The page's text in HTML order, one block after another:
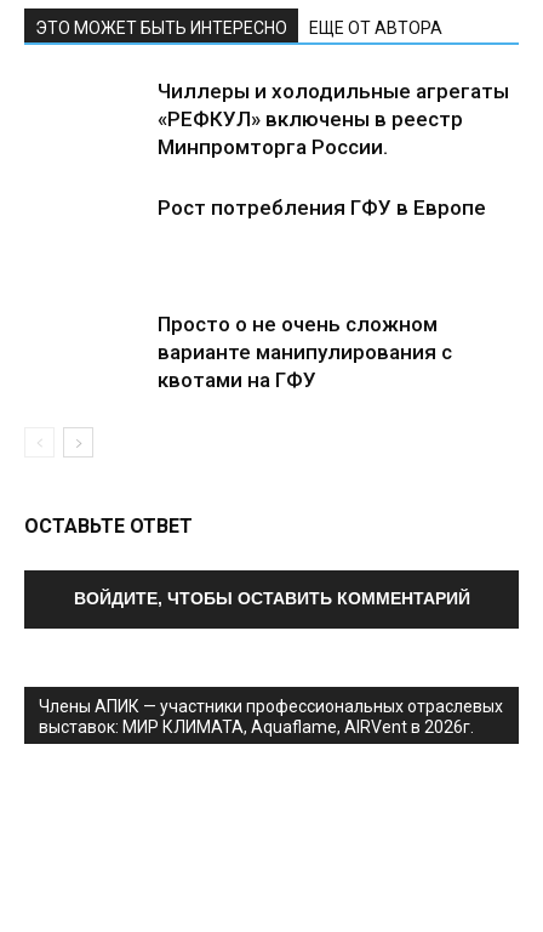
ЭТО МОЖЕТ БЫТЬ ИНТЕРЕСНО ЕЩЕ ОТ АВТОРА
Чиллеры и холодильные агрегаты
«РЕФКУЛ» включены в реестр
Минпромторга России.
Рост потребления ГФУ в Европе
Просто о не очень сложном
варианте манипулирования с
квотами на ГФУ
ОСТАВЬТЕ ОТВЕТ
ВОЙДИТЕ, ЧТОБЫ ОСТАВИТЬ КОММЕНТАРИЙ
Члены АПИК — участники профессиональных отраслевых
выставок: МИР КЛИМАТА, Aquaflame, AIRVent в 2026г.